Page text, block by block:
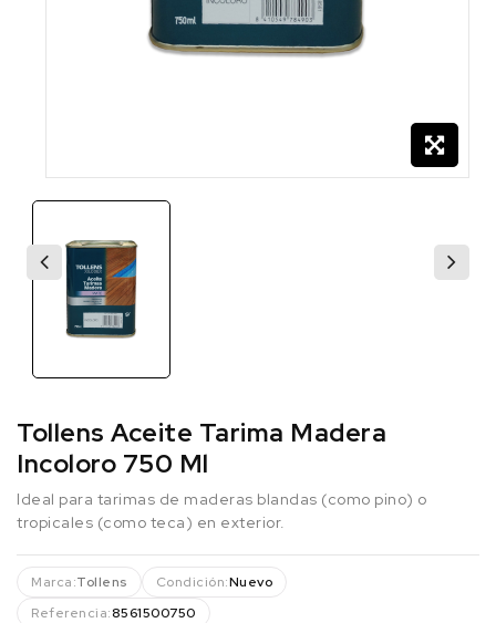
Tollens Aceite Tarima Madera
Incoloro 750 Ml
Ideal para tarimas de maderas blandas (como pino) o
tropicales (como teca) en exterior.
Marca:Tollens Condición:Nuevo
Referencia:8561500750